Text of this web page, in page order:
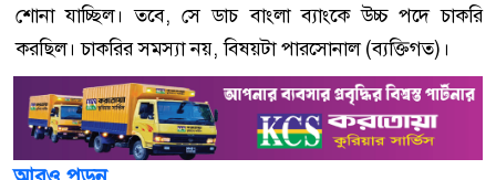
শোনা যাচ্ছিল। তবে, সে ডাচ বাংলা ব্যাংকে উচ্চ পদে চাকরি
করছিল। চাকরির সমস্যা নয়, বিষয়টা পারসোনাল (ব্যক্তিগত)।